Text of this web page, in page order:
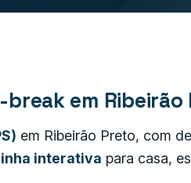
em Ribeirão
em Ribeirão Preto, com
interativa para casa,